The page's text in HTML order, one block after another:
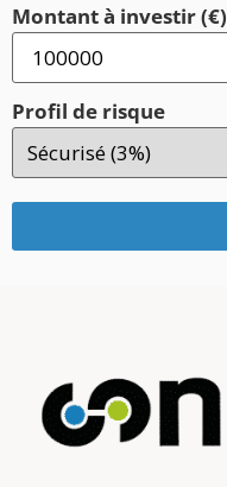
Montant à investir (€)
Profil de risque